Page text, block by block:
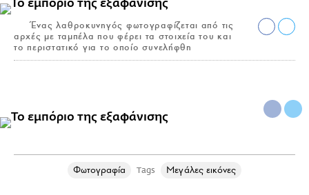
Ένας λαθροκυνηγός φωτογραφίζεται από τις
αρχές με ταμπέλα που φέρει τα στοιχεία του και
το περιστατικό για το οποίο συνελήφθη
Φωτογραφία Tags Μεγάλες εικόνες